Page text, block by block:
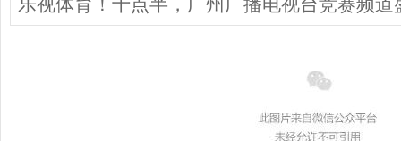
乐视体育！十点半，广州广播电视台竞赛频道